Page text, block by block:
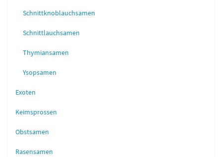
Schnittknoblauchsamen
Schnittlauchsamen
Thymiansamen
Ysopsamen
Exoten
Keimsprossen
Obstsamen
Rasensamen